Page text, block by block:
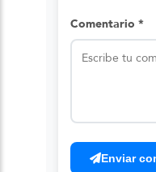
Comentario *
Enviar